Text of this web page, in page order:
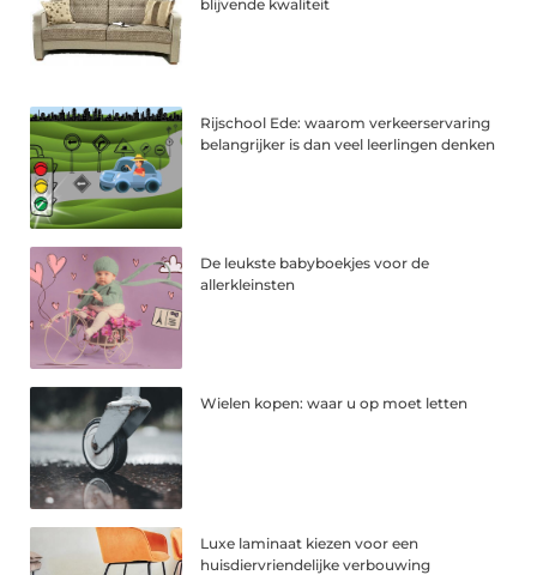
blijvende kwaliteit
Rijschool Ede: waarom verkeerservaring
belangrijker is dan veel leerlingen denken
De leukste babyboekjes voor de
allerkleinsten
Wielen kopen: waar u op moet letten
Luxe laminaat kiezen voor een
huisdiervriendelijke verbouwing